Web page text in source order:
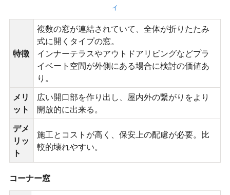
イ
特徴
複数の窓が連結されていて、全体が折りたたみ
式に開くタイプの窓。
インナーテラスやアウトドアリビングなどプラ
イベート空間が外側にある場合に検討の価値あ
り。
メリ
ット
広い開口部を作り出し、屋内外の繋がりをより
開放的に出来る。
デメ
リッ
ト
施工とコストが高く、保安上の配慮が必要。比
較的壊れやすい。
コーナー窓